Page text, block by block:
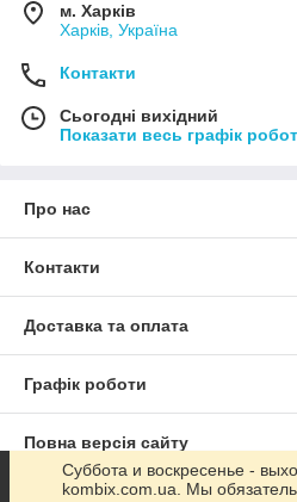
м. Харків
Харків, Україна
Контакти
Сьогодні вихідний
Показати весь графік
Про нас
Контакти
Доставка та оплата
Графік роботи
Повна версія сайту
Суббота и воскресенье -
kombix.com.ua. Мы